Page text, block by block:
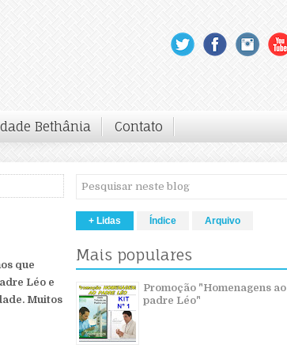
Bethânia Contato
que
Léo e
Muitos
+ Lidas Índice Arquivo
Mais populares
Promoção "Homenagens ao
padre Léo"